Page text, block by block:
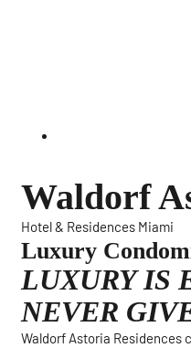
Waldorf
Hotel & Residences Miami
Luxury
LUXURY IS
NEVER
Waldorf Astoria Residences